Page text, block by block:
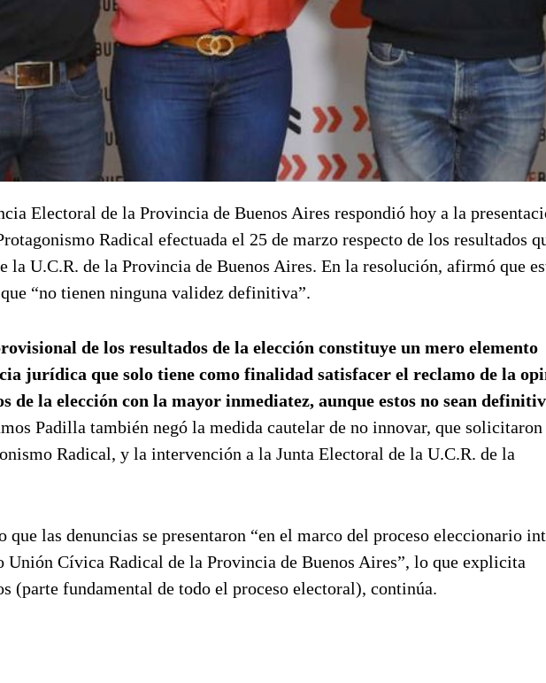
Electoral de la Provincia de Buenos Aires respondió hoy a la
Radical efectuada el 25 de marzo respecto de los resultados
la U.C.R. de la Provincia de Buenos Aires. En la resolución, afirmó que
“no tienen ninguna validez definitiva”.
de los resultados de la elección constituye un mero elemento
jurídica que solo tiene como finalidad satisfacer el reclamo de la
de la elección con la mayor inmediatez, aunque estos no sean
Padilla también negó la medida cautelar de no innovar, que solicitaron
Radical, y la intervención a la Junta Electoral de la U.C.R. de la
las denuncias se presentaron “en el marco del proceso eleccionario
Unión Cívica Radical de la Provincia de Buenos Aires”, lo que explicita
(parte fundamental de todo el proceso electoral), continúa.